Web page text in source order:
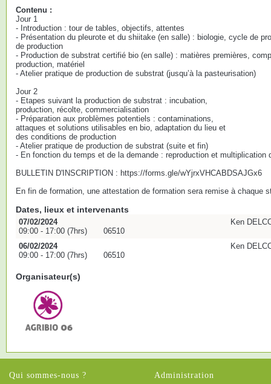
Contenu :
Jour 1
- Introduction : tour de tables, objectifs, attentes
- Présentation du pleurote et du shiitake (en salle) : biologie, cycle de
de production
- Production de substrat certifié bio (en salle) : matières premières,
production, matériel
- Atelier pratique de production de substrat (jusqu’à la pasteurisation)
Jour 2
- Etapes suivant la production de substrat : incubation,
production, récolte, commercialisation
- Préparation aux problèmes potentiels : contaminations,
attaques et solutions utilisables en bio, adaptation du lieu et
des conditions de production
- Atelier pratique de production de substrat (suite et fin)
- En fonction du temps et de la demande : reproduction et multiplication
BULLETIN D'INSCRIPTION : https://forms.gle/wYjrxVHCABDSAJGx6
En fin de formation, une attestation de formation sera remise à chaque
Dates, lieux et intervenants
07/02/2024
09:00 - 17:00 (7hrs)
06510
Ken
06/02/2024
09:00 - 17:00 (7hrs)
06510
Ken
Organisateur(s)
Qui sommes-nous ? Administration